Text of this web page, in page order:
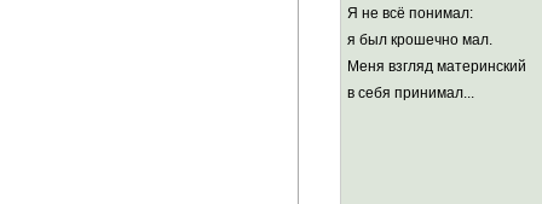
Я не всё понимал:
я был крошечно мал.
Меня взгляд материнский
в себя принимал...